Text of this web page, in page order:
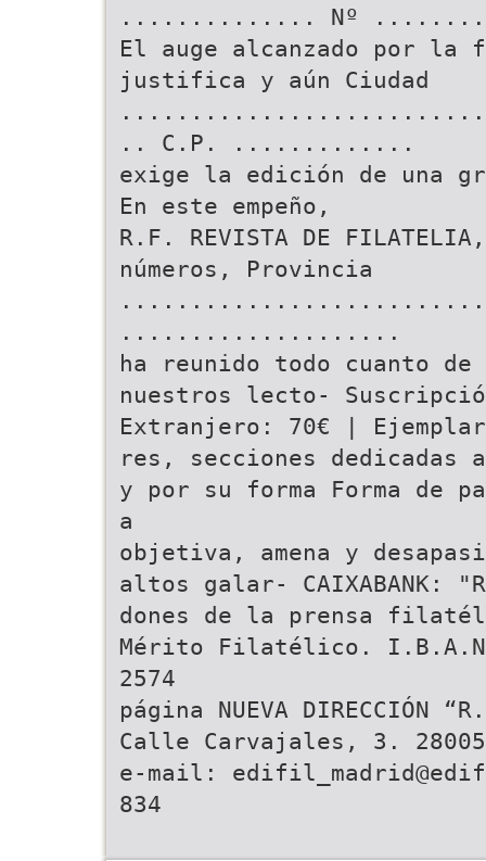
.............. Nº ........
El auge alcanzado por la
justifica y aún Ciudad
.. C.P. .............
exige la edición de una
En este empeño,
R.F. REVISTA DE
números, Provincia
....................
ha reunido todo cuanto
nuestros lecto-
Extranjero: 70€ |
res, secciones
y por su forma Forma de
a
objetiva, amena y
altos galar- CAIXABANK:
dones de la prensa
Mérito Filatélico. I.B.A.N.
2574
página NUEVA
Calle Carvajales, 3.
e-mail:
834